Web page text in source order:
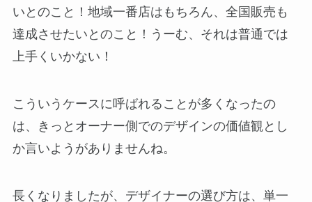
いとのこと！地域一番店はもちろん、全国販売も
達成させたいとのこと！うーむ、それは普通では
上手くいかない！
こういうケースに呼ばれることが多くなったの
は、きっとオーナー側でのデザインの価値観とし
か言いようがありませんね。
長くなりましたが、デザイナーの選び方は、単一